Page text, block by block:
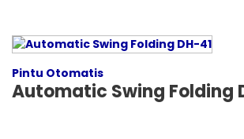
Pintu Otomatis
Automatic Swing Folding